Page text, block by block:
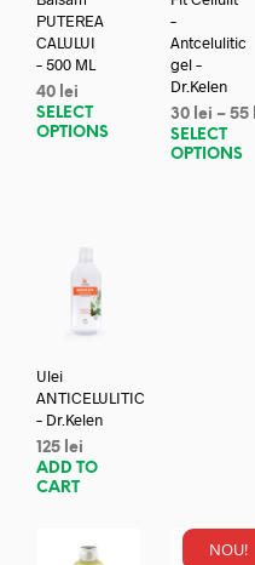
PUTEREA
CALULUI
– 500 ML
40 lei
SELECT
OPTIONS
–
Antcelulitic
gel –
Dr.Kelen
30 lei – 55
SELECT
OPTIONS
Ulei
ANTICELULITIC
– Dr.Kelen
125 lei
ADD TO
CART
NOU!